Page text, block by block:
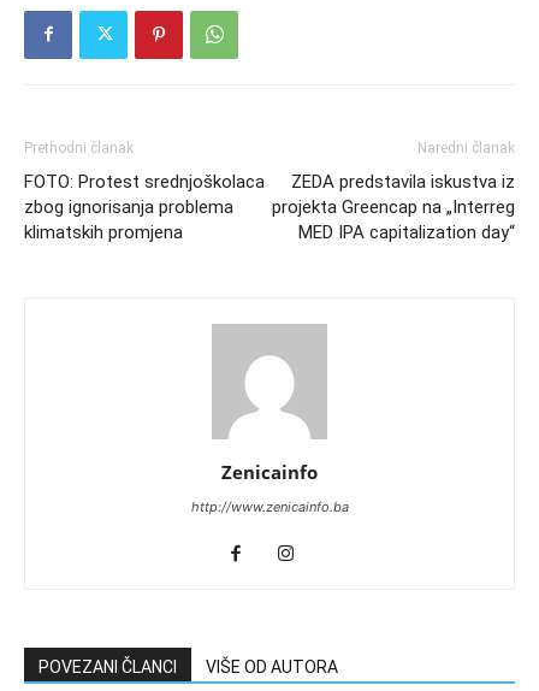
Prethodni članak
FOTO: Protest srednjoškolaca
zbog ignorisanja problema
klimatskih promjena
Naredni članak
ZEDA predstavila iskustva iz
projekta Greencap na „Interreg
MED IPA capitalization day“
Zenicainfo
http://www.zenicainfo.ba
POVEZANI ČLANCI VIŠE OD AUTORA